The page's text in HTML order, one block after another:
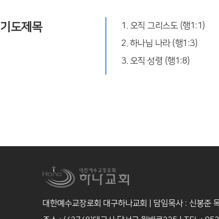
기도제목
1. 오직 그리스도 (행1:1)
2. 하나님 나라 (행1:3)
3. 오직 성령 (행1:8)
대한예수교장로회 대구하나교회 | 담임목사 : 신봉준